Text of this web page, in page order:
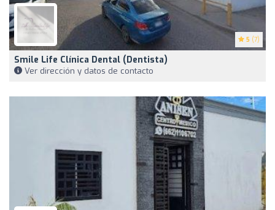
5 (7)
Smile Life Clínica Dental (Dentista)
Ver dirección y datos de contacto